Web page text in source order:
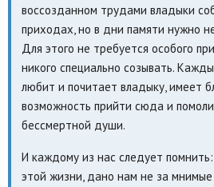
воссозданном трудами владыки
приходах, но в дни памяти нужно
Для этого не требуется особого
никого специально созывать.
любит и почитает владыку, имеет
возможность прийти сюда и
бессмертной души.
И каждому из нас следует
этой жизни, дано нам не за мнимые